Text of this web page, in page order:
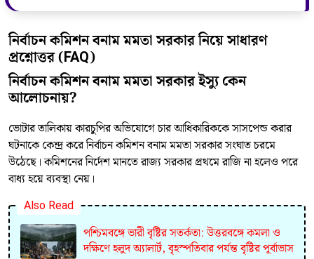
নির্বাচন কমিশন বনাম মমতা সরকার নিয়ে সাধারণ
প্রশ্নোত্তর (FAQ)
নির্বাচন কমিশন বনাম মমতা সরকার ইস্যু কেন
আলোচনায়?
ভোটার তালিকায় কারচুপির অভিযোগে চার আধিকারিককে সাসপেন্ড করার
ঘটনাকে কেন্দ্র করে নির্বাচন কমিশন বনাম মমতা সরকার সংঘাত চরমে
উঠেছে। কমিশনের নির্দেশ মানতে রাজ্য সরকার প্রথমে রাজি না হলেও পরে
বাধ্য হয়ে ব্যবস্থা নেয়।
Also Read
পশ্চিমবঙ্গে ভারী বৃষ্টির সতর্কতা: উত্তরবঙ্গে কমলা ও
দক্ষিণে হলুদ অ্যালার্ট, বৃহস্পতিবার পর্যন্ত বৃষ্টির পূর্বাভাস